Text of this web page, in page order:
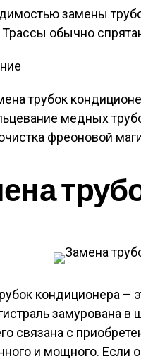
замены
Трассы обычно
трубок
медных
фреоновой
кондиционера –
замурована в
связана с
и мощного. Если